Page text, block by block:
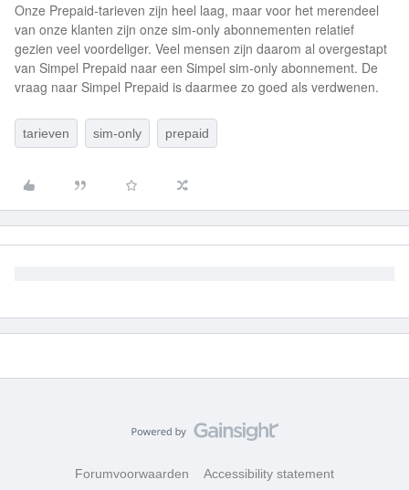
Onze Prepaid-tarieven zijn heel laag, maar voor het merendeel
van onze klanten zijn onze sim-only abonnementen relatief
gezien veel voordeliger. Veel mensen zijn daarom al overgestapt
van Simpel Prepaid naar een Simpel sim-only abonnement. De
vraag naar Simpel Prepaid is daarmee zo goed als verdwenen.
tarieven sim-only prepaid
Forumvoorwaarden Accessibility statement